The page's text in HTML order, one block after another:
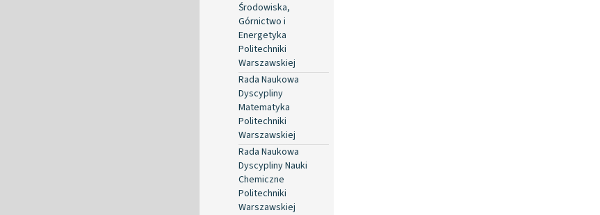
Środowiska,
Górnictwo i
Energetyka
Politechniki
Warszawskiej
Rada Naukowa
Dyscypliny
Matematyka
Politechniki
Warszawskiej
Rada Naukowa
Dyscypliny Nauki
Chemiczne
Politechniki
Warszawskiej